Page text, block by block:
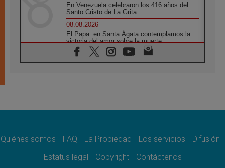
En Venezuela celebraron los 416 años del
Santo Cristo de La Grita
08.08.2026
El Papa: en Santa Ágata contemplamos la
victoria del amor sobre la muerte
08.08.2026
León XIV visitará el Santuario de la Madre
07.08.2026
07.08.2026
el compromiso del cristiano"
Quiénes somos FAQ La Propiedad Los servicios
Difusión
Estatus legal
Copyright Contáctenos